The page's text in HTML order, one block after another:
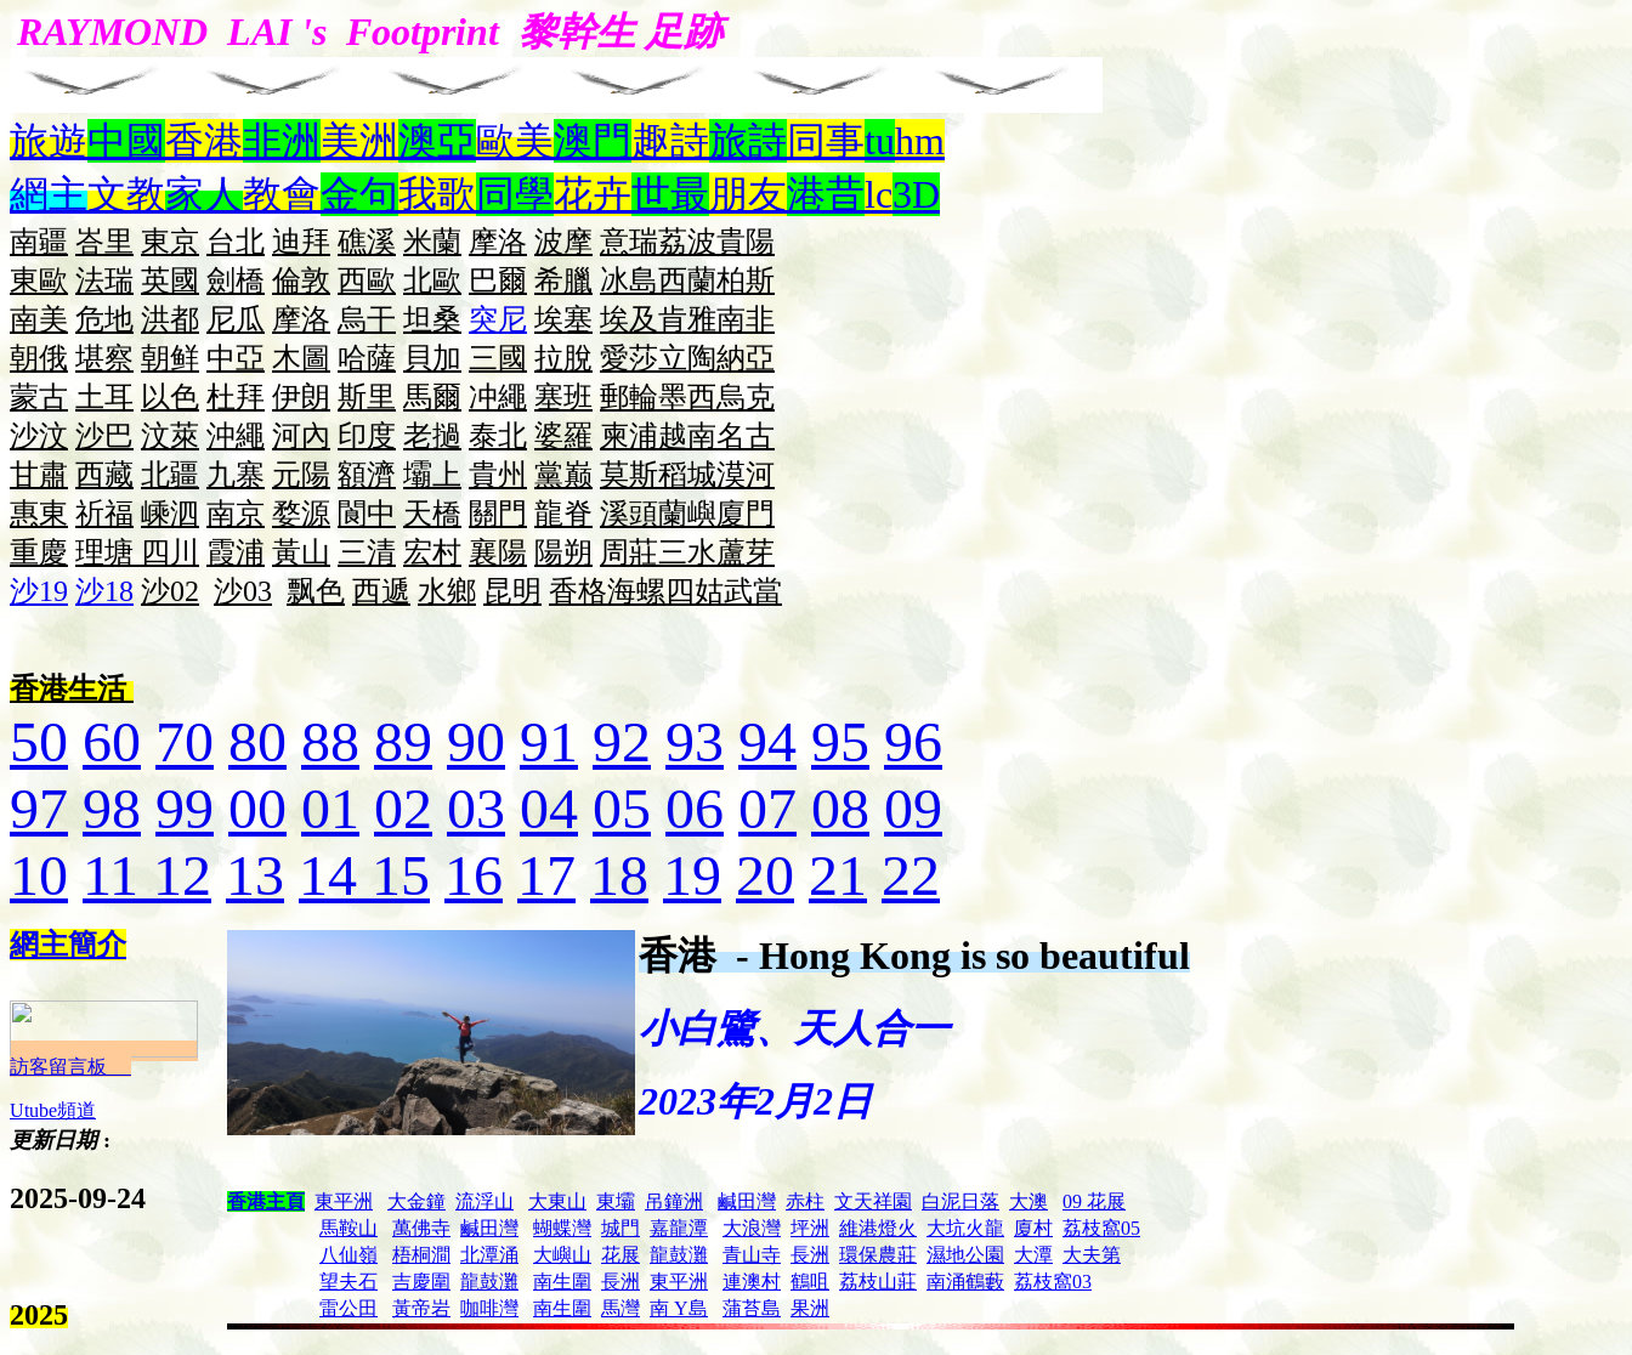
RAYMOND LAI 's Footprint 黎幹生 足跡
旅遊中國香港非洲美洲澳亞歐美澳門趣詩旅詩同事tuhm
網主文教家人教會金句我歌同學花卉世最朋友港昔lc3D
南疆 峇里 東京 台北 迪拜 礁溪 米蘭 摩洛 波摩 意瑞荔波貴陽
東歐 法瑞 英國 劍橋 倫敦 西歐 北歐 巴爾 希臘 冰島西蘭柏斯
南美 危地 洪都 尼瓜 摩洛 烏干 坦桑 突尼 埃塞 埃及肯雅南非
朝俄 堪察 朝鲜 中亞 木圖 哈薩 貝加 三國 拉脫 愛莎立陶納亞
蒙古 土耳 以色 杜拜 伊朗 斯里 馬爾 冲繩 塞班 郵輪墨西烏克
沙汶 沙巴 汶萊 沖繩 河內 印度 老撾 泰北 婆羅 柬浦越南名古
甘肅 西藏 北疆 九寨 元陽 額濟 壩上 貴州 黨巅 莫斯稻城漠河
惠東 祈福 嵊泗 南京 婺源 閬中 天橋 關門 龍脊 溪頭蘭嶼廈門
重慶 理塘 四川 霞浦 黃山 三清 宏村 襄陽 陽朔 周莊三水蘆芽
沙19 沙18 沙02 沙03 飘色 西遞 水鄉 昆明 香格海螺四姑武當
香港生活
50 60 70 80 88 89 90 91 92 93 94 95 96
97 98 99 00 01 02 03 04 05 06 07 08 09
10 11 12 13 14 15 16 17 18 19 20 21 22
網主簡介
訪客留言板
Utube頻道
更新日期:
2025-09-24
2025
香港 - Hong Kong is so beautiful
小白鷺、天人合一
2023年2月2日
香港主頁 東平洲 大金鐘 流浮山 大東山 東壩 吊鐘洲 鹹田灣 赤柱 文天祥園 白泥日落 大澳
09 花展
馬鞍山
萬佛寺 鹹田灣 蝴蝶灣 城門 嘉龍潭 大浪灣 坪洲 維港燈火 大坑火龍 廈村 荔枝窩05
八仙嶺
梧桐澗 北潭涌 大嶼山 花展 龍鼓灘 青山寺 長洲 環保農莊 濕地公園 大潭 大夫第
望夫石
吉慶圍 龍鼓灘 南生圍 長洲 東平洲 連澳村 鶴咀 荔枝山莊 南涌鶴藪 荔枝窩03
雷公田
黃帝岩 咖啡灣 南生圍 馬灣 南 Y島 蒲苔島 果洲